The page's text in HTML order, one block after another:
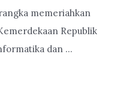
memeriahkan
Republik
dan ...